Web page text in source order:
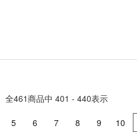
全461商品中 401 - 440表示
5 6 7 8 9 10